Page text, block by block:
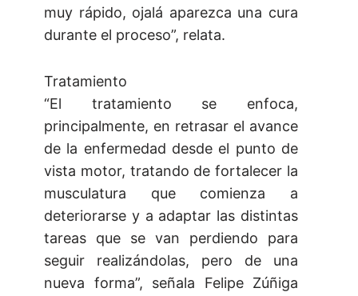
muy rápido, ojalá aparezca una cura
durante el proceso”, relata.
Tratamiento
“El tratamiento se enfoca,
principalmente, en retrasar el avance
de la enfermedad desde el punto de
vista motor, tratando de fortalecer la
musculatura que comienza a
deteriorarse y a adaptar las distintas
tareas que se van perdiendo para
seguir realizándolas, pero de una
nueva forma”, señala Felipe Zúñiga